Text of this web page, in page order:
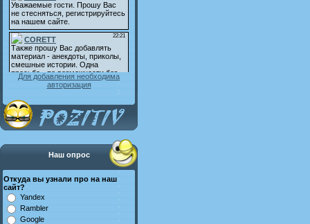
Для добавления необходима
авторизация
Наш опрос
Откуда вы узнали про на наш
сайт?
Yandex
Rambler
Google